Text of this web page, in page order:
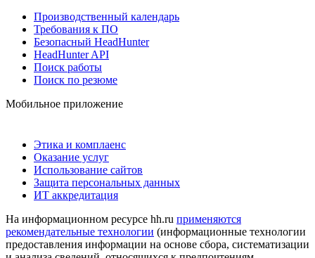
Производственный календарь
Требования к ПО
Безопасный HeadHunter
HeadHunter API
Поиск работы
Поиск по резюме
Мобильное приложение
Этика и комплаенс
Оказание услуг
Использование сайтов
Защита персональных данных
ИТ аккредитация
На информационном ресурсе hh.ru применяются
рекомендательные технологии (информационные технологии
предоставления информации на основе сбора, систематизации